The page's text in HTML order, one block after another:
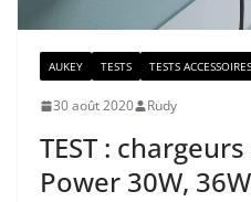
AUKEY TESTS TESTS ACCESSOIRES
30 août 2020 Rudy
TEST :
Power 30W,